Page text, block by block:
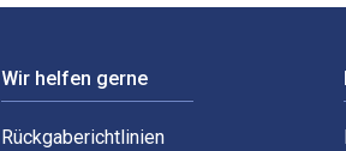
Wir helfen gerne
Rückgaberichtlinien